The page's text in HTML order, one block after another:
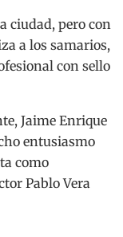
ciudad, pero con
a los samarios,
con sello
Jaime Enrique
entusiasmo
como
Pablo Vera